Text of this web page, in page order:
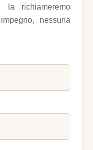
richiameremo
nessuna